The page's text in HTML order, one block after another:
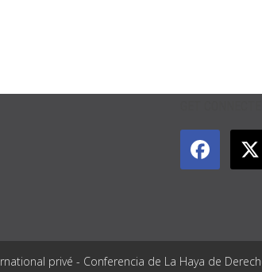
privé - Conferencia de La Haya de